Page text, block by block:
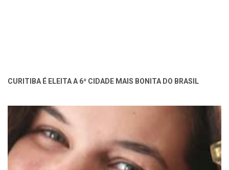
CURITIBA É ELEITA A 6ª CIDADE MAIS BONITA DO BRASIL